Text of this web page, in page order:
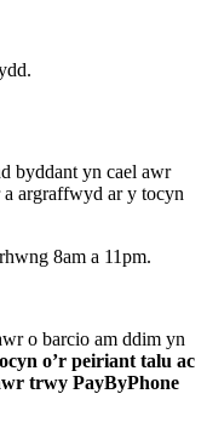
byddant yn cael awr
a argraffwyd ar y tocyn
8am a 11pm.
o barcio am ddim yn
o’r peiriant talu ac
trwy PayByPhone